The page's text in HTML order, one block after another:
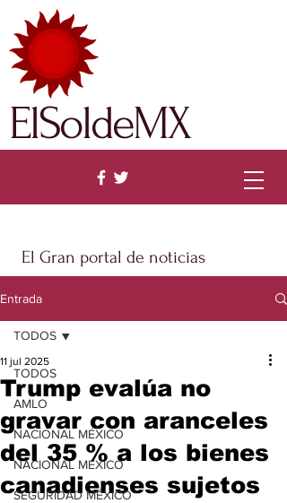
El Gran portal de noticias
ElSoldeMX
Entrada
TODOS
AMLO
NACIONAL MÉXICO
NACIONAL MÉXICO
SEGURIDAD MÉXICO
TODOS
Trump evalúa no
gravar con aranceles
del 35 % a los bienes
canadienses sujetos
11 jul 2025